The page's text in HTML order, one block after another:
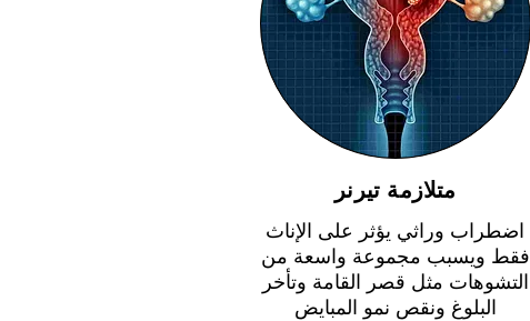
متلازمة تيرنر
اضطراب وراثي يؤثر على الإناث
فقط ويسبب مجموعة واسعة من
التشوهات مثل قصر القامة وتأخر
البلوغ ونقص نمو المبايض